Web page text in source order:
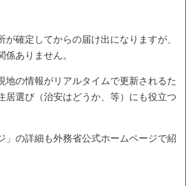
が確定してからの届け出になりますが、
係ありません。
地の情報がリアルタイムで更新されるた
居選び（治安はどうか、等）にも役立つ
」の詳細も外務省公式ホームページで紹